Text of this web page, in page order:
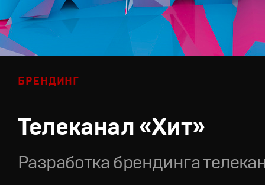
БРЕНДИНГ
Телеканал «Хит»
Разработка брендинга